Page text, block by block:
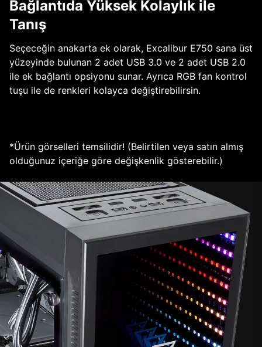
Bağlantıda Yüksek Kolaylık ile
Tanış
Seçeceğin anakarta ek olarak, Excalibur E750 sana üst
yüzeyinde bulunan 2 adet USB 3.0 ve 2 adet USB 2.0
ile ek bağlantı opsiyonu sunar. Ayrıca RGB fan kontrol
tuşu ile de renkleri kolayca değiştirebilirsin.
*Ürün görselleri temsilidir! (Belirtilen veya satın almış
olduğunuz içeriğe göre değişkenlik gösterebilir.)